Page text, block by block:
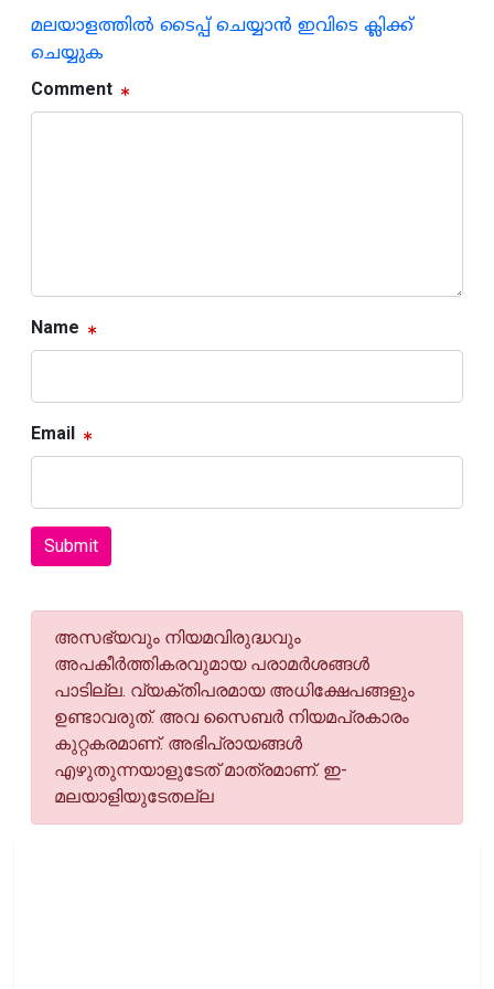
മലയാളത്തില്‍ ടൈപ്പ് ചെയ്യാന്‍ ഇവിടെ ക്ലിക്ക്
ചെയ്യുക
Comment
Name
Email
Submit
അസഭ്യവും നിയമവിരുദ്ധവും
അപകീര്‍ത്തികരവുമായ പരാമര്‍ശങ്ങള്‍
പാടില്ല. വ്യക്തിപരമായ അധിക്ഷേപങ്ങളും
ഉണ്ടാവരുത്. അവ സൈബര്‍ നിയമപ്രകാരം
കുറ്റകരമാണ്. അഭിപ്രായങ്ങള്‍
എഴുതുന്നയാളുടേത് മാത്രമാണ്. ഇ-
മലയാളിയുടേതല്ല